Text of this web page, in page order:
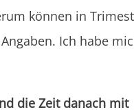
können in
Ich habe
die Zeit danach mit